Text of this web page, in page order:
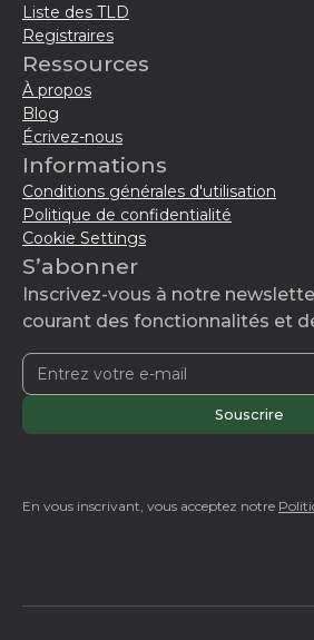
Liste des TLD
Registraires
Ressources
À propos
Blog
Écrivez-nous
Informations
Conditions générales d'utilisation
Politique de confidentialité
Cookie Settings
S’abonner
Inscrivez-vous à notre
courant des fonctionnalités et
En vous inscrivant, vous acceptez notre